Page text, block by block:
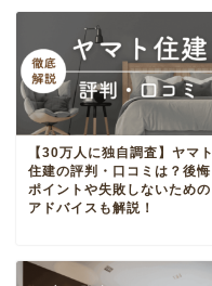
【30万人に独自調査】ヤマト
住建の評判・口コミは？後悔
ポイントや失敗しないための
アドバイスも解説！